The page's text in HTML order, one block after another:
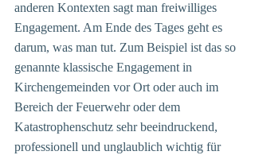
anderen Kontexten sagt man freiwilliges
Engagement. Am Ende des Tages geht es
darum, was man tut. Zum Beispiel ist das so
genannte klassische Engagement in
Kirchengemeinden vor Ort oder auch im
Bereich der Feuerwehr oder dem
Katastrophenschutz sehr beeindruckend,
professionell und unglaublich wichtig für